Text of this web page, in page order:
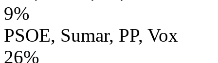
9%
PSOE, Sumar, PP, Vox
26%